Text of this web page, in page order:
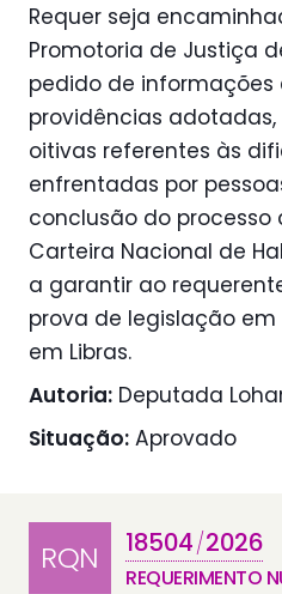
Requer seja
Promotoria de Justiça
pedido de informações
providências
oitivas referentes às
enfrentadas por
conclusão do
Carteira Nacional de
a garantir ao
prova de legislação
em Libras.
Autoria: Deputada
Situação: Aprovado
RQN 18504/2026
REQUERIMENTO